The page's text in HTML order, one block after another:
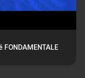
FONDAMENTALE